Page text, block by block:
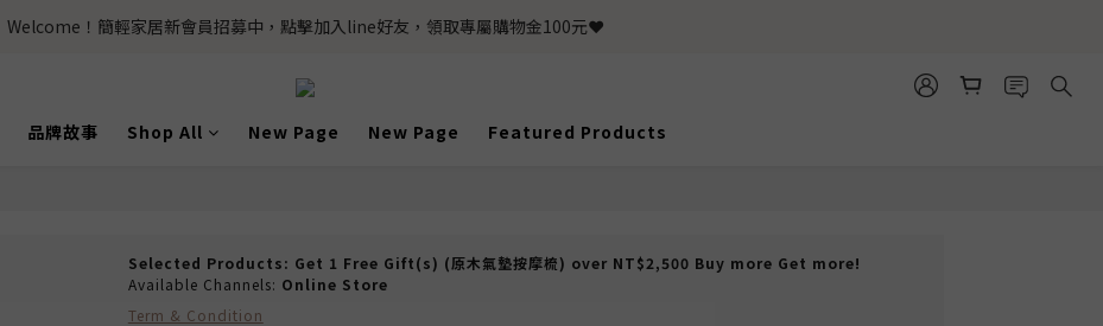
Welcome！簡輕家居新會員招募中，點擊加入line好友，領取專屬購物金100元❤️
品牌故事 Shop All New Page New Page Featured Products
Selected Products: Get 1 Free Gift(s) (原木氣墊按摩梳) over NT$2,500 Buy more Get more!
Available Channels: Online Store
Term & Condition